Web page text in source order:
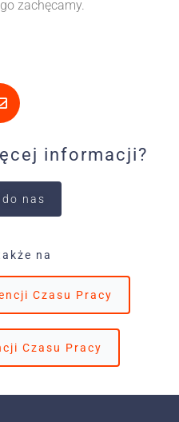
zachęcamy.
informacji?
nas
na
Czasu Pracy
Czasu Pracy